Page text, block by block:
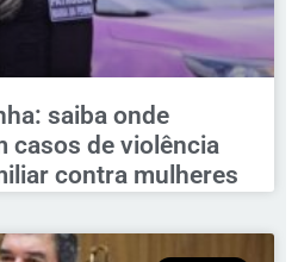
saiba onde
casos de violência
contra mulheres